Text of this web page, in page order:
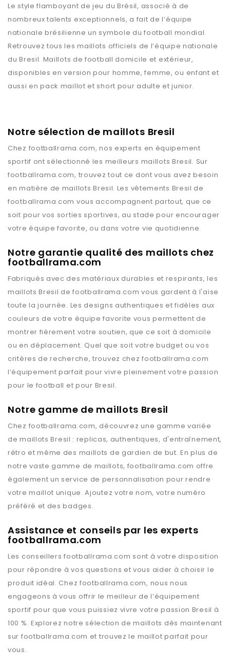
Le style flamboyant de jeu du Brésil, associé à de
nombreux talents exceptionnels, a fait de l’équipe
nationale brésilienne un symbole du football mondial.
Retrouvez tous les maillots officiels de l’équipe nationale
du Bresil. Maillots de football domicile et extérieur,
disponibles en version pour homme, femme, ou enfant et
aussi en pack maillot et short pour adulte et junior.
Notre sélection de maillots Bresil
Chez footballrama.com, nos experts en équipement
sportif ont sélectionné les meilleurs maillots Bresil. Sur
footballrama.com, trouvez tout ce dont vous avez besoin
en matière de maillotsBresil. Les vêtements Bresil de
footballrama.com vous accompagnent partout, que ce
soit pour vos sorties sportives, au stade pour encourager
votre équipe favorite, ou dans votre vie quotidienne.
Notre garantie qualité des maillots chez
footballrama.com
Fabriqués avec des matériaux durables et respirants, les
maillotsBresil defootballrama.com vous gardent à l'aise
toute la journée. Les designs authentiques et fidèles aux
couleurs de votre équipe favorite vous permettent de
montrer fièrement votre soutien, que ce soit à domicile
ou en déplacement. Quel que soit votre budget ou vos
critères de recherche, trouvez chezfootballrama.com
l’équipement parfait pour vivre pleinement votre passion
pour le football et pour Bresil.
Notre gamme de maillots Bresil
Chez footballrama.com, découvrez une gamme variée
de maillotsBresil : replicas, authentiques, d'entraînement,
rétro et même des maillots de gardien de but. En plus de
notre vaste gamme de maillots, footballrama.com offre
également un service de personnalisation pour rendre
votre maillot unique. Ajoutez votre nom, votre numéro
préféré et des badges.
Assistance et conseils par les experts
footballrama.com
Les conseillersfootballrama.com sont à votre disposition
pour répondre à vos questions et vous aider à choisir le
produit idéal. Chez footballrama.com, nous nous
engageons à vous offrir le meilleur de l’équipement
sportif pour que vous puissiez vivre votre passion Bresil à
100 %. Explorez notre sélection de maillots dès maintenant
sur footballrama.com et trouvez le maillot parfait pour
vous.